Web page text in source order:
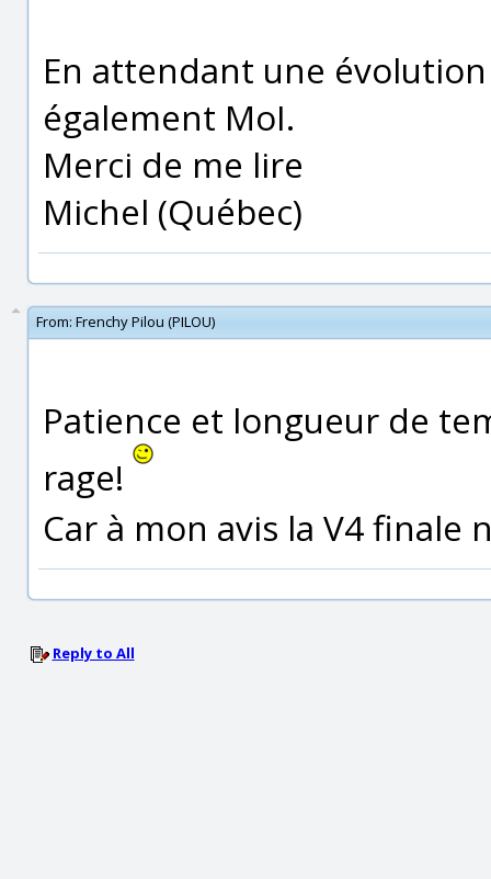
En attendant une
également MoI.
Merci de me lire
Michel (Québec)
From: Frenchy Pilou (PILOU)
Patience et longueur de
rage!
Car à mon avis la V4 finale
Reply to All